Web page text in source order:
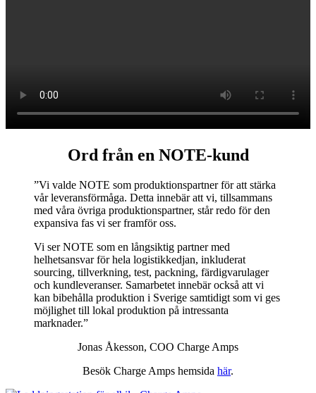
Ord från en NOTE-kund
”Vi valde NOTE som produktionspartner för att stärka
vår leveransförmåga. Detta innebär att vi, tillsammans
med våra övriga produktionspartner, står redo för den
expansiva fas vi ser framför oss.
Vi ser NOTE som en långsiktig partner med
helhetsansvar för hela logistikkedjan, inkluderat
sourcing, tillverkning, test, packning, färdigvarulager
och kundleveranser. Samarbetet innebär också att vi
kan bibehålla produktion i Sverige samtidigt som vi ges
möjlighet till lokal produktion på intressanta
marknader.”
Jonas Åkesson, COO Charge Amps
Besök Charge Amps hemsida här.